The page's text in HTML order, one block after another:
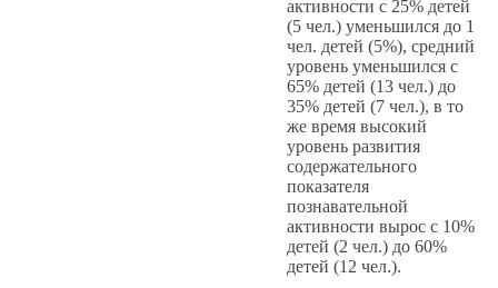
активности с 25% детей
(5 чел.) уменьшился до 1
чел. детей (5%), средний
уровень уменьшился с
65% детей (13 чел.) до
35% детей (7 чел.), в то
же время высокий
уровень развития
содержательного
показателя
познавательной
активности вырос с 10%
детей (2 чел.) до 60%
детей (12 чел.).